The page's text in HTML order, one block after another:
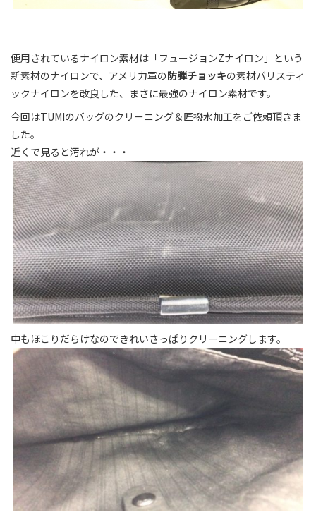
便用されているナイロン素材は「フュージョンZナイロン」という
新素材のナイロンで、アメリ力軍の防弾チョッキの素材バリスティ
ックナイロンを改良した、まさに最強のナイロン素材です。
今回はTUMIのバッグのクリーニング＆匠撥水加工をご依頼頂きま
した。
近くで見ると汚れが・・・
中もほこりだらけなのできれいさっぱりクリーニングします。